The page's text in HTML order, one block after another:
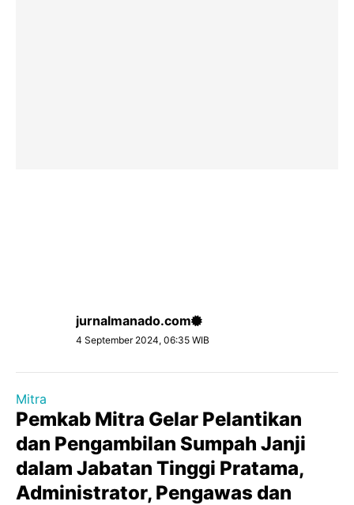
jurnalmanado.com
4 September 2024, 06:35 WIB
Mitra
Pemkab Mitra Gelar Pelantikan
dan Pengambilan Sumpah Janji
dalam Jabatan Tinggi Pratama,
Administrator, Pengawas dan